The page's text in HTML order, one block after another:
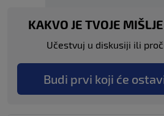
KAKVO JE TVOJE
Učestvuj u diskusiji ili
Budi prvi koji će